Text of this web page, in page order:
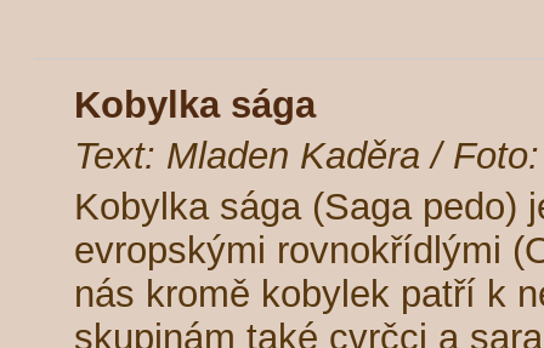
Kobylka sága
Text: Mladen Kaděra /
Kobylka sága (Saga pedo)
evropskými rovnokřídlými
nás kromě kobylek patří k
skupinám také cvrčci a